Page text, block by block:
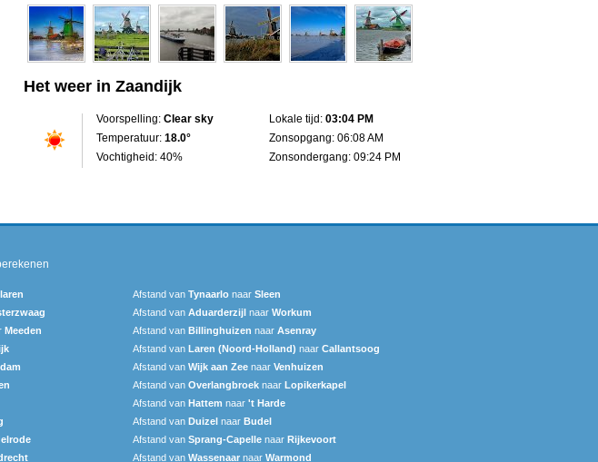
Het weer in Zaandijk
Voorspelling: Clear sky
Temperatuur: 18.0°
Vochtigheid: 40%
Lokale tijd: 03:04 PM
Zonsopgang: 06:08 AM
Zonsondergang: 09:24 PM
Afstand van Tynaarlo naar Sleen
Afstand van Aduarderzijl naar Workum
Meeden Afstand van Billinghuizen naar Asenray
Afstand van Laren (Noord-Holland) naar Callantsoog
Afstand van Wijk aan Zee naar Venhuizen
Afstand van Overlangbroek naar Lopikerkapel
Afstand van Hattem naar 't Harde
Afstand van Duizel naar Budel
Afstand van Sprang-Capelle naar Rijkevoort
Afstand van Wassenaar naar Warmond